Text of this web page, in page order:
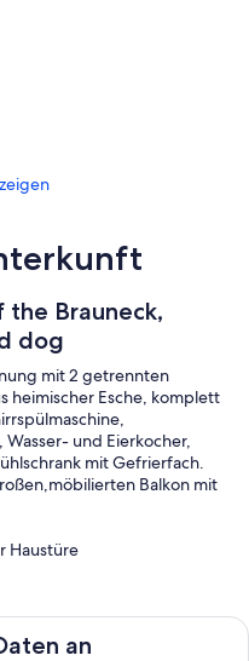
Brauneck,
dog
mit 2 getrennten
heimischer Esche, komplett
und Eierkocher,
mit Gefrierfach.
Balkon mit
Haustüre
an